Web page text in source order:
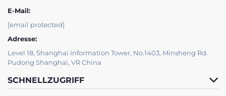
E-Mail:
[email protected]
Adresse:
Level 18, Shanghai Information Tower, No.1403, Minsheng Rd.
Pudong Shanghai, VR China
SCHNELLZUGRIFF